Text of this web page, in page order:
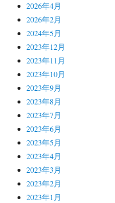
2026年4月
2026年2月
2024年5月
2023年12月
2023年11月
2023年10月
2023年9月
2023年8月
2023年7月
2023年6月
2023年5月
2023年4月
2023年3月
2023年2月
2023年1月